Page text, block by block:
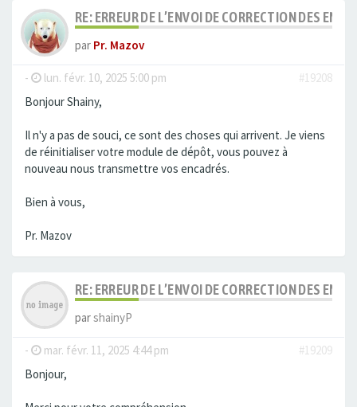
RE: ERREUR DE L’ENVOI DE CORRECTION DES
par Pr. Mazov
- lun. févr. 10, 2025 5:00 pm
#19208
Bonjour Shainy,
Il n'y a pas de souci, ce sont des choses qui arrivent. Je viens
de réinitialiser votre module de dépôt, vous pouvez à
nouveau nous transmettre vos encadrés.
Bien à vous,
Pr. Mazov
RE: ERREUR DE L’ENVOI DE CORRECTION DES
parshainyP
- mar. févr. 11, 2025 4:44 pm
#19209
Bonjour,